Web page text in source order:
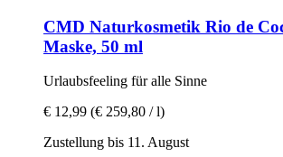
CMD Naturkosmetik Rio de
Maske, 50 ml
Urlaubsfeeling für alle Sinne
€ 12,99 (€ 259,80 / l)
Zustellung bis 11. August